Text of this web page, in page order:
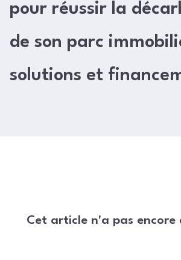
pour réussir la
de son parc
solutions et
Cet article n'a pas encore